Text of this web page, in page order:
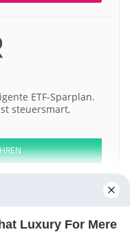
ETF-Sparplan.
steuersmart,
Luxury For Mere